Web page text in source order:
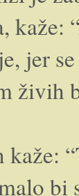
kaže:
jer
živih
bi